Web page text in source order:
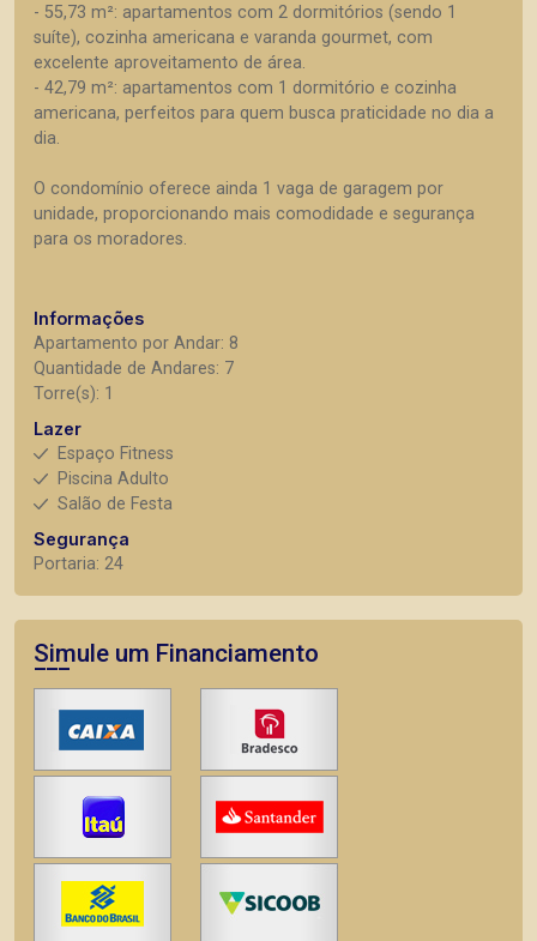
- 55,73 m²: apartamentos com 2 dormitórios (sendo 1
suíte), cozinha americana e varanda gourmet, com
excelente aproveitamento de área.
- 42,79 m²: apartamentos com 1 dormitório e cozinha
americana, perfeitos para quem busca praticidade no dia a
dia.
O condomínio oferece ainda 1 vaga de garagem por
unidade, proporcionando mais comodidade e segurança
para os moradores.
Informações
Apartamento por Andar: 8
Quantidade de Andares: 7
Torre(s): 1
Lazer
Espaço Fitness
Piscina Adulto
Salão de Festa
Segurança
Portaria: 24
Simule um Financiamento